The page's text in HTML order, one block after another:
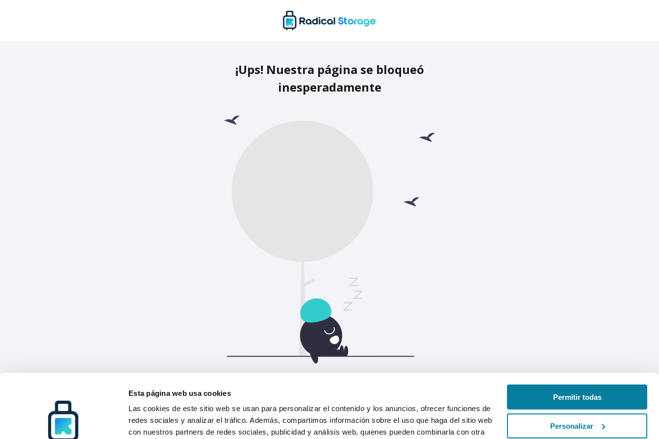
Esta página web usa cookies
Las cookies de este sitio web se usan para personalizar el contenido y los anuncios, ofrecer funciones de
redes sociales y analizar el tráfico. Además, compartimos información sobre el uso que haga del sitio web
con nuestros partners de redes sociales, publicidad y análisis web, quienes pueden combinarla con otra
Permitir todas
Personalizar
¡Ups! Nuestra página se bloqueó
inesperadamente
Actualizar